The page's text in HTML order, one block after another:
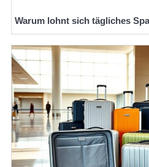
Warum lohnt sich tägliches